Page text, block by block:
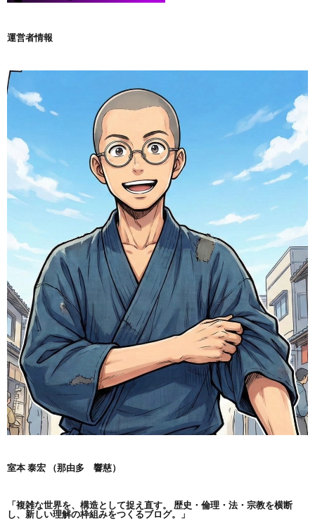
運営者情報
室本 泰宏 （那由多 響慈）
「複雑な世界を、構造として捉え直す。
歴史・倫理・法・宗教を横断
し、新しい理解の枠組みをつくるブログ。」